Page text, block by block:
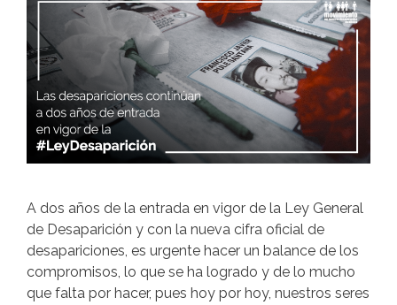
A dos años de la entrada en vigor de la Ley General
de Desaparición y con la nueva cifra oficial de
desapariciones, es urgente hacer un balance de los
compromisos, lo que se ha logrado y de lo mucho
que falta por hacer, pues hoy por hoy, nuestros seres